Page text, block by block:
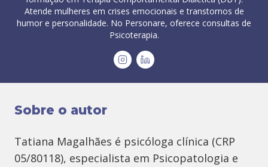
Atende mulheres em crises emocionais e transtornos de
humor e personalidade. No Personare, oferece consultas de
Psicoterapia.
Sobre o autor
Tatiana Magalhães é psicóloga clínica (CRP
05/80118), especialista em Psicopatologia e